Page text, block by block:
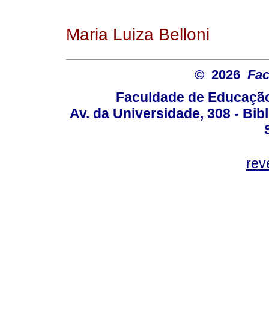
Maria Luiza Belloni
© 2026
Faculdade de
Av. da Universidade, 308 -